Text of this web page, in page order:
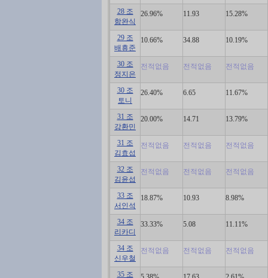
28 조
함완식
26.96% 11.93 15.28%
29 조
배휴준
10.66% 34.88 10.19%
30 조
정지은
전적없음 전적없음 전적없음
30 조
토니
26.40% 6.65 11.67%
31 조
강환민
20.00% 14.71 13.79%
31 조
김효섭
전적없음 전적없음 전적없음
32 조
김윤섭
전적없음 전적없음 전적없음
33 조
서인석
18.87% 10.93 8.98%
34 조
리카디
33.33% 5.08 11.11%
34 조
신우철
전적없음 전적없음 전적없음
35 조